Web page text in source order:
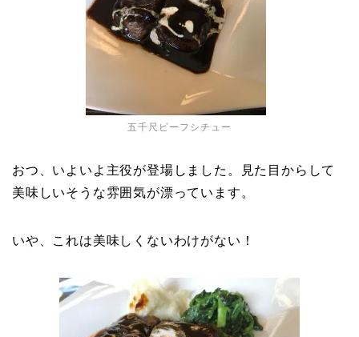
五千尺ビーフシチュー
おつ、いよいよ主役が登場しました。見た目からして
美味しいそうな雰囲気が漂っています。
いや、これは美味しくないわけがない！